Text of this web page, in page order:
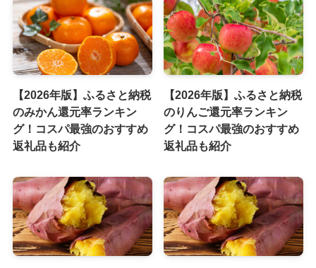
【2026年版】ふるさと納税
のみかん還元率ランキン
グ！コスパ最強のおすすめ
返礼品も紹介
【2026年版】ふるさと納税
のりんご還元率ランキン
グ！コスパ最強のおすすめ
返礼品も紹介